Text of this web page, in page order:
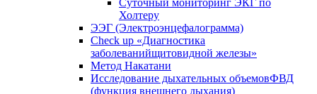
Cуточный мониторинг ЭКГ по
Холтеру
ЭЭГ (Электроэнце­фало­грамма)
Check up «Диагностика
заболеванийщитовидной железы»
Метод Накатани
Исследование дыхательных объемовФВД
(функция внешнего дыхания)